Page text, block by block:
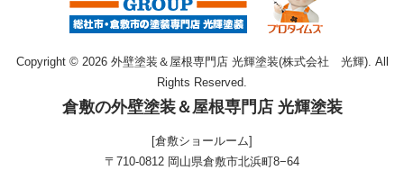
Copyright © 2026 外壁塗装＆屋根専門店 光輝塗装(株式会社 光輝). All
Rights Reserved.
倉敷の外壁塗装＆屋根専門店 光輝塗装
[倉敷ショールーム]
〒710-0812 岡山県倉敷市北浜町8−64